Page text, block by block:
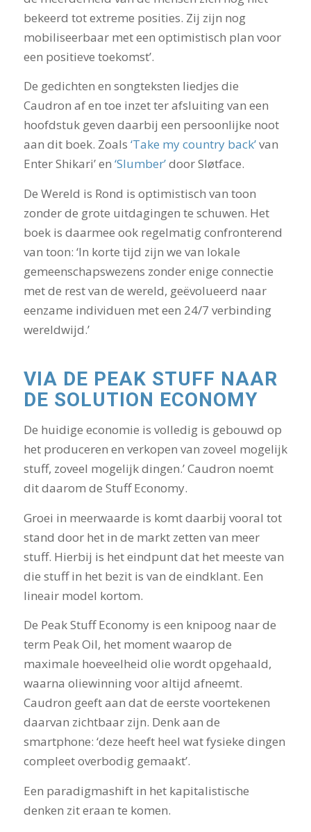
bekeerd tot extreme posities. Zij zijn nog
mobiliseerbaar met een optimistisch plan voor
een positieve toekomst’.
De gedichten en songteksten liedjes die
Caudron af en toe inzet ter afsluiting van een
hoofdstuk geven daarbij een persoonlijke noot
aan dit boek. Zoals ‘Take my country back’van
Enter Shikari’ en ‘Slumber’door Sløtface.
De Wereld is Rond is optimistisch van toon
zonder de grote uitdagingen te schuwen. Het
boek is daarmee ook regelmatig confronterend
van toon: ‘In korte tijd zijn we van lokale
gemeenschapswezens zonder enige connectie
met de rest van de wereld, geëvolueerd naar
eenzame individuen met een 24/7 verbinding
wereldwijd.’
VIA DE PEAK STUFF NAAR
DE SOLUTION ECONOMY
De huidige economie is volledig is gebouwd op
het produceren en verkopen van zoveel mogelijk
stuff, zoveel mogelijk dingen.’ Caudron noemt
dit daarom de Stuff Economy.
Groei in meerwaarde is komt daarbij vooral tot
stand door het in de markt zetten van meer
stuff. Hierbij is het eindpunt dat het meeste van
die stuff in het bezit is van de eindklant. Een
lineair model kortom.
De Peak Stuff Economy is een knipoog naar de
term Peak Oil, het moment waarop de
maximale hoeveelheid olie wordt opgehaald,
waarna oliewinning voor altijd afneemt.
Caudron geeft aan dat de eerste voortekenen
daarvan zichtbaar zijn. Denk aan de
smartphone: ‘deze heeft heel wat fysieke dingen
compleet overbodig gemaakt’.
Een paradigmashift in het kapitalistische
denken zit eraan te komen.